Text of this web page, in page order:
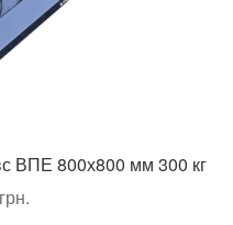
ВПЕ 800х800 мм 300 кг
грн.